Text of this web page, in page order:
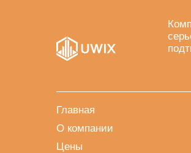
Главная
О компании
Цены